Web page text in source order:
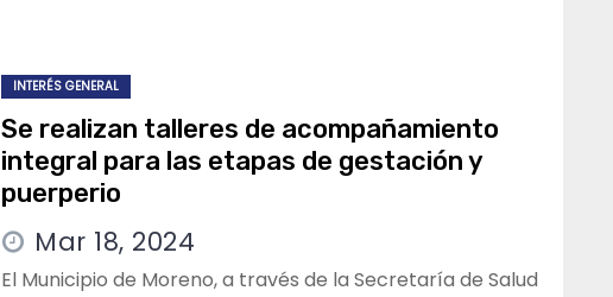
INTERÉS GENERAL
Se realizan talleres de acompañamiento
integral para las etapas de gestación y
puerperio
Mar 18, 2024
El Municipio de Moreno, a través de la Secretaría de Salud